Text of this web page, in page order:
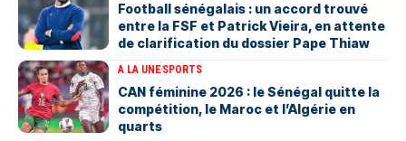
Football sénégalais : un accord trouvé
entre la FSF et Patrick Vieira, en attente
de clarification du dossier Pape Thiaw
A LA UNESPORTS
‎CAN féminine 2026 : le Sénégal quitte la
compétition, le Maroc et l’Algérie en
quarts